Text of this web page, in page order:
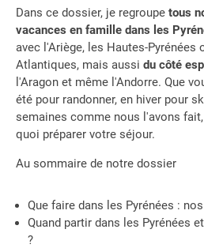
Dans ce dossier, je regroupe tous
vacances en famille dans les
avec l'Ariège, les Hautes-Pyrénées
Atlantiques, mais aussi du côté
l'Aragon et même l'Andorre. Que
été pour randonner, en hiver pour
semaines comme nous l'avons
quoi préparer votre séjour.
Au sommaire de notre dossier
Que faire dans les Pyrénées :
Quand partir dans les Pyrénées
?